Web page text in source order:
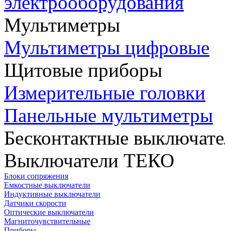
Мультиметры
Мультиметры цифровые
Щитовые приборы
Измерительные головки
Панельные мультиметры
Бесконтактные
Выключатели ТЕКО
Блоки сопряжения
Емкостные выключатели
Индуктивные выключатели
Датчики скорости
Оптические выключатели
Магниточувствительные